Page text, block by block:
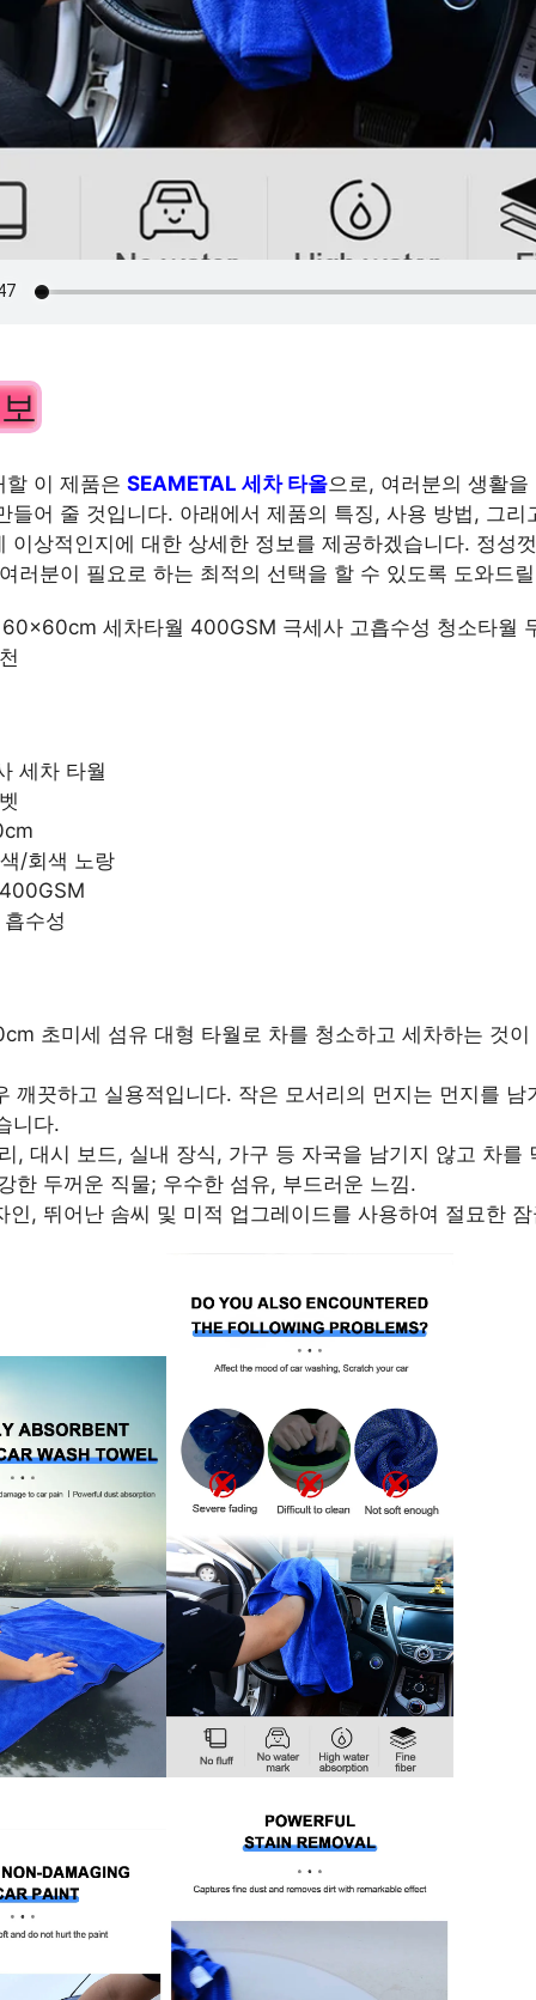
할 이 제품은 SEAMETAL 세차 타올으로, 여러분의 생활
들어 줄 것입니다. 아래에서 제품의 특징, 사용 방법, 그리
이상적인지에 대한 상세한 정보를 제공하겠습니다. 정성
러분이 필요로 하는 최적의 선택을 할 수 있도록 도와드
세차타월 400GSM 극세사 고흡수성 청소타월
세차 타월
/회색 노랑
수성
초미세 섬유 대형 타월로 차를 청소하고 세차하는 것이
깨끗하고 실용적입니다. 작은 모서리의 먼지는 먼지를 남
니다.
, 대시 보드, 실내 장식, 가구 등 자국을 남기지 않고 차를
한 두꺼운 직물; 우수한 섬유, 부드러운 느낌.
인, 뛰어난 솜씨 및 미적 업그레이드를 사용하여 절묘한